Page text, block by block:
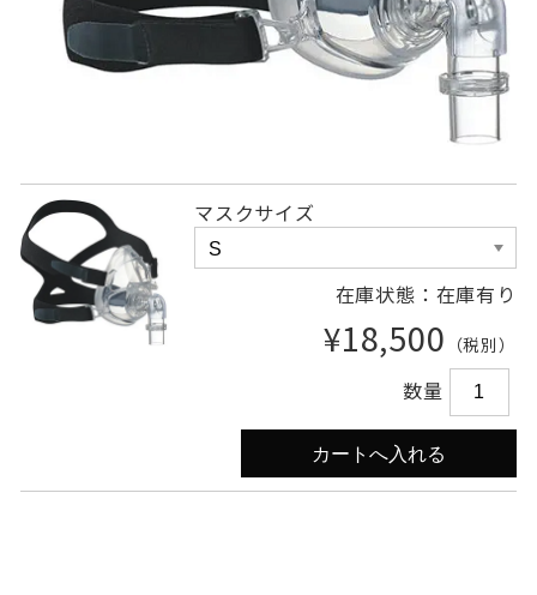
マスクサイズ
在庫状態：在庫有り
¥18,500 （税別）
数量